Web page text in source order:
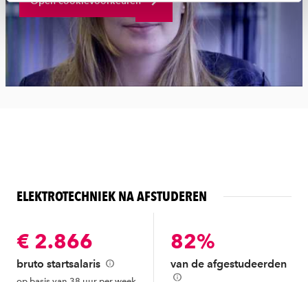
toestemming altijd wijzigen of intrekken via
cookiestatement .
ELEKTROTECHNIEK NA AFSTUDEREN
€ 2.866
bruto startsalaris
82%
van de afgestudeerden